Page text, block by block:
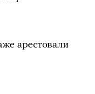
арестовали